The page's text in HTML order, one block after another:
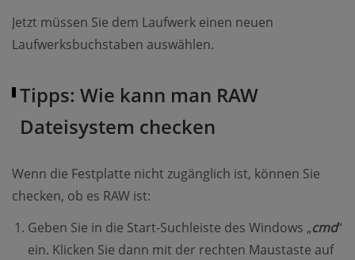
Jetzt müssen Sie dem Laufwerk einen neuen
Laufwerksbuchstaben auswählen.
Tipps: Wie kann man RAW
Dateisystem checken
Wenn die Festplatte nicht zugänglich ist, können Sie
checken, ob es RAW ist:
Geben Sie in die Start-Suchleiste des Windows „cmd“
ein. Klicken Sie dann mit der rechten Maustaste auf